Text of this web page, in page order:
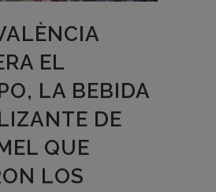
EL
LA BEBIDA
DE
QUE
LOS